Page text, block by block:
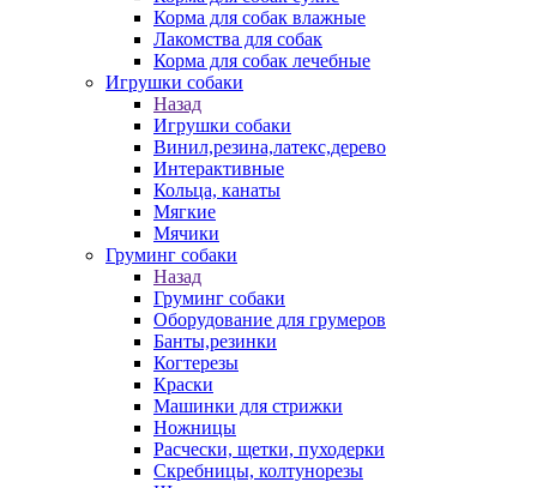
Корма для собак влажные
Лакомства для собак
Корма для собак лечебные
Игрушки собаки
Назад
Игрушки собаки
Винил,резина,латекс,дерево
Интерактивные
Кольца, канаты
Мягкие
Мячики
Груминг собаки
Назад
Груминг собаки
Оборудование для грумеров
Банты,резинки
Когтерезы
Краски
Машинки для стрижки
Ножницы
Расчески, щетки, пуходерки
Скребницы, колтунорезы